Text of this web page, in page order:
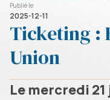
Publié le
2025-12-11
Ticketing :
Union
Le mercredi